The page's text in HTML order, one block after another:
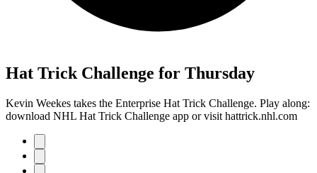
Hat Trick Challenge for Thursday
Kevin Weekes takes the Enterprise Hat Trick Challenge. Play along:
download NHL Hat Trick Challenge app or visit hattrick.nhl.com